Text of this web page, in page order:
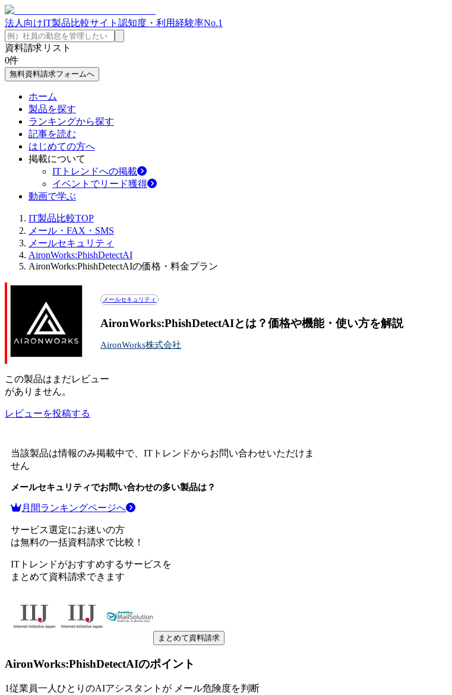
法人向けIT製品比較サイト 認知度・利用経験率No.1
資料請求リスト
0件
無料資料請求フォームへ
ホーム
製品を探す
ランキングから探す
記事を読む
はじめての方へ
掲載について
ITトレンドへの掲載
イベントでリード獲得
動画で学ぶ
IT製品比較TOP
メール・FAX・SMS
メールセキュリティ
AironWorks:PhishDetectAI
AironWorks:PhishDetectAIの価格・料金プラン
メールセキュリティ
AironWorks:PhishDetectAIとは？価格や機能・使い方を解説
AironWorks株式会社
この製品はまだレビュー
がありません。
レビューを投稿する
当該製品は情報のみ掲載中で、ITトレンドからお問い合わせいただけま
せん
メールセキュリティでお問い合わせの多い製品は？
月間ランキングページへ
サービス選定にお迷いの方
は無料の一括資料請求で比較！
ITトレンドがおすすめするサービスを
まとめて資料請求できます
まとめて資料請求
AironWorks:PhishDetectAIのポイント
1従業員一人ひとりのAIアシスタントが メール危険度を判断